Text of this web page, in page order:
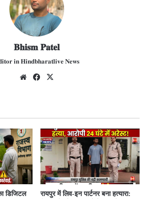
𝐁𝐡𝐢𝐬𝐦 𝐏𝐚𝐭𝐞𝐥
𝐢𝐧 𝐇𝐢𝐧𝐝𝐛𝐡𝐚𝐫𝐚𝐭𝐥𝐢𝐯𝐞 𝐍𝐞𝐰𝐬
We
Fac
डिजिटल
रायपुर में लिव-इन पार्टनर बना हत्यारा: